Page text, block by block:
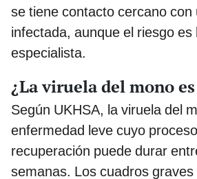
se tiene contacto cercano con
infectada, aunque el riesgo
especialista.
¿La viruela del mono
Según UKHSA, la viruela del
enfermedad leve cuyo
recuperación puede durar
semanas. Los cuadros